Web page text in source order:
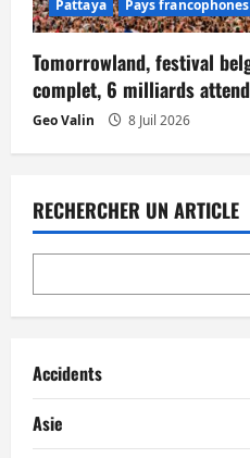
Pattaya Pays francophones
Tomorrowland, festival
complet, 6 milliards
Geo Valin 8 Juil 2026
RECHERCHER UN ARTICLE
Accidents
Asie